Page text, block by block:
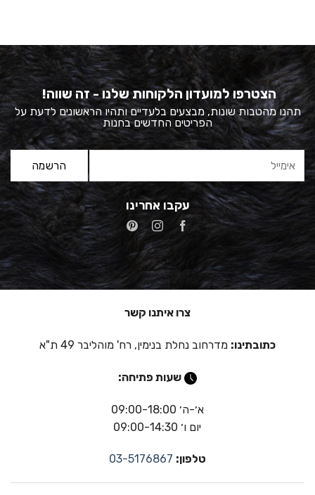
הצטרפו למועדון הלקוחות שלנו - זה שווה!
תהנו מהטבות שונות, מבצעים בלעדיים ותהיו הראשונים לדעת על
הפריטים החדשים בחנות
עקבו אחרינו
צרו איתנו קשר
כתובתינו: מדרחוב נחלת בנימין, רח' מוהליבר 49 ת"א
שעות פתיחה:
א׳-ה׳ 09:00-18:00
יום ו׳ 09:00-14:30
טלפון: 03-5176867